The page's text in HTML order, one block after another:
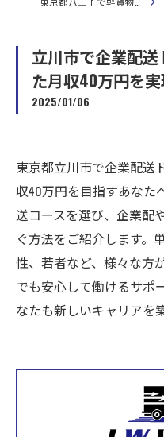
立川市で企業配
た月収40万円を
2025/01/06
東京都立川市で企業配送
収40万円を目指すあなた
送コースを選び、企業配
ぐ方法をご紹介します。
性、若者など、様々な方
でも安心して働けるサポ
なたも新しいキャリアを